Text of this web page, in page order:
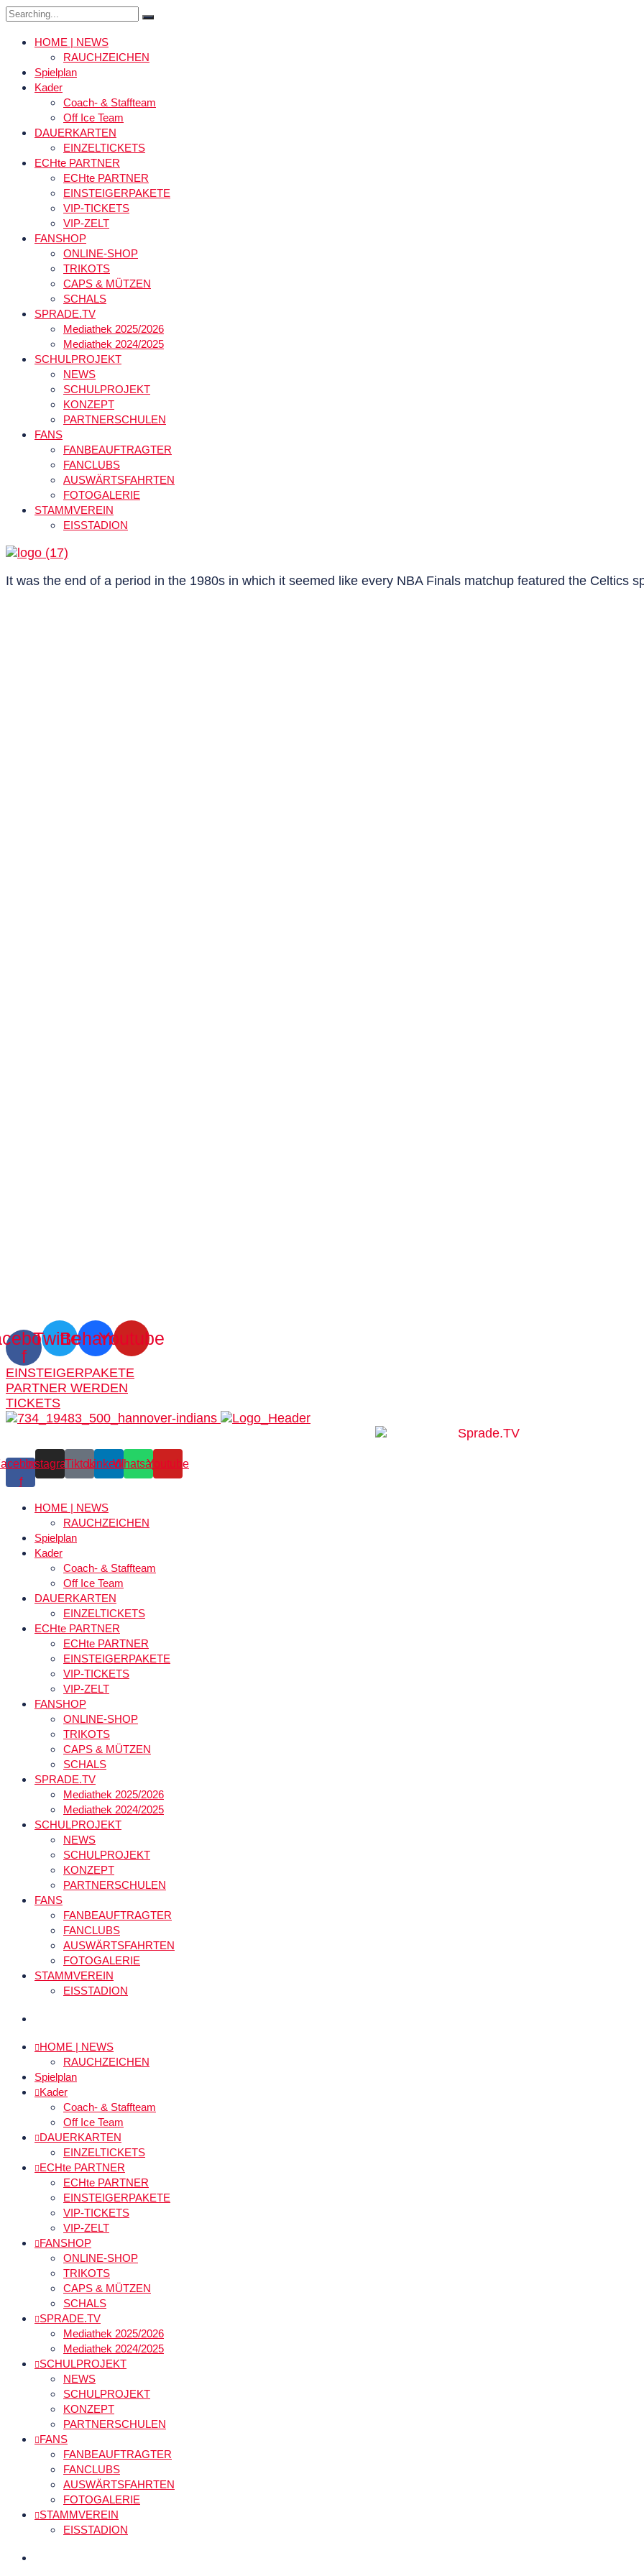
Search
HOME | NEWS
RAUCHZEICHEN
Spielplan
Kader
Coach- & Staffteam
Off Ice Team
DAUERKARTEN
EINZELTICKETS
ECHte PARTNER
ECHte PARTNER
EINSTEIGERPAKETE
VIP-TICKETS
VIP-ZELT
FANSHOP
ONLINE-SHOP
TRIKOTS
CAPS & MÜTZEN
SCHALS
SPRADE.TV
Mediathek 2025/2026
Mediathek 2024/2025
SCHULPROJEKT
NEWS
SCHULPROJEKT
KONZEPT
PARTNERSCHULEN
FANS
FANBEAUFTRAGTER
FANCLUBS
AUSWÄRTSFAHRTEN
FOTOGALERIE
STAMMVEREIN
EISSTADION
It was the end of a period in the 1980s in which it seemed like every NBA Finals matchup featured the Celtics
f
TwitterBehanceYoutube
EINSTEIGERPAKETE
PARTNER WERDEN
TICKETS
f
InstagramTiktokLinkedinWhatsappYoutube
HOME | NEWS
RAUCHZEICHEN
Spielplan
Kader
Coach- & Staffteam
Off Ice Team
DAUERKARTEN
EINZELTICKETS
ECHte PARTNER
ECHte PARTNER
EINSTEIGERPAKETE
VIP-TICKETS
VIP-ZELT
FANSHOP
ONLINE-SHOP
TRIKOTS
CAPS & MÜTZEN
SCHALS
SPRADE.TV
Mediathek 2025/2026
Mediathek 2024/2025
SCHULPROJEKT
NEWS
SCHULPROJEKT
KONZEPT
PARTNERSCHULEN
FANS
FANBEAUFTRAGTER
FANCLUBS
AUSWÄRTSFAHRTEN
FOTOGALERIE
STAMMVEREIN
EISSTADION
HOME | NEWS
RAUCHZEICHEN
Spielplan
Kader
Coach- & Staffteam
Off Ice Team
DAUERKARTEN
EINZELTICKETS
ECHte PARTNER
ECHte PARTNER
EINSTEIGERPAKETE
VIP-TICKETS
VIP-ZELT
FANSHOP
ONLINE-SHOP
TRIKOTS
CAPS & MÜTZEN
SCHALS
SPRADE.TV
Mediathek 2025/2026
Mediathek 2024/2025
SCHULPROJEKT
NEWS
SCHULPROJEKT
KONZEPT
PARTNERSCHULEN
FANS
FANBEAUFTRAGTER
FANCLUBS
AUSWÄRTSFAHRTEN
FOTOGALERIE
STAMMVEREIN
EISSTADION